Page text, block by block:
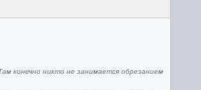
конечно никто не занимается обрезанием